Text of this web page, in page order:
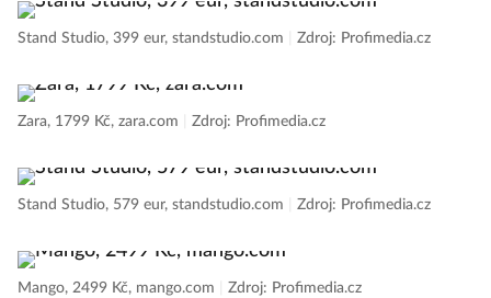
Stand Studio, 399 eur, standstudio.com Zdroj: Profimedia.cz
Zara, 1799 Kč, zara.com Zdroj: Profimedia.cz
Stand Studio, 579 eur, standstudio.com Zdroj: Profimedia.cz
Mango, 2499 Kč, mango.com Zdroj: Profimedia.cz